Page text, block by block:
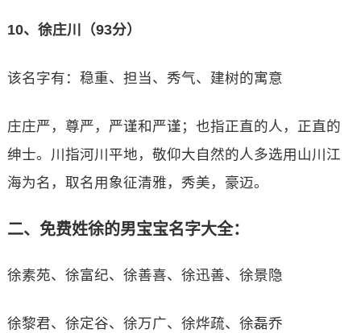
10、徐庄川（93分）
该名字有：稳重、担当、秀气、建树的寓意
庄庄严，尊严，严谨和严谨；也指正直的人，正直的
绅士。川指河川平地，敬仰大自然的人多选用山川江
海为名，取名用象征清雅，秀美，豪迈。
二、免费姓徐的男宝宝名字大全：
徐素苑、徐富纪、徐善喜、徐迅善、徐景隐
徐黎君、徐定谷、徐万广、徐烨疏、徐磊乔